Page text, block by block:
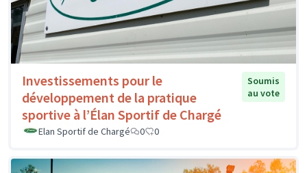
Investissements pour le
développement de la pratique
sportive à l’Élan Sportif de Chargé
Soumis
au vote
Elan Sportif de Chargé 0 0